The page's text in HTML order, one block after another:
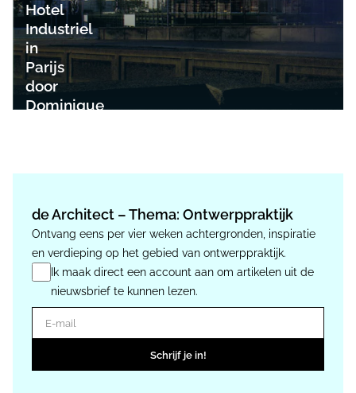
Hotel
Industriel
in
Parijs
door
Dominique
de Architect – Thema: Ontwerppraktijk
Ontvang eens per vier weken achtergronden, inspiratie
en verdieping op het gebied van ontwerppraktijk.
Ik maak direct een account aan om artikelen uit de
nieuwsbrief te kunnen lezen.
E-mail
Schrijf je in!